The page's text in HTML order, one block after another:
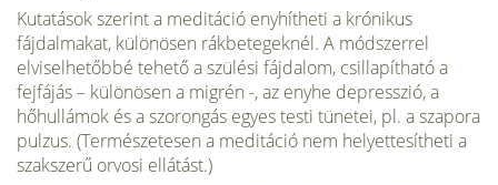
Kutatások szerint a meditáció enyhítheti a krónikus
fájdalmakat, különösen rákbetegek­nél. A módszerrel
elviselhetőbbé tehető a szülési fájdalom, csillapítható a
fejfájás – különösen a migrén -, az enyhe depresszió, a
hőhullámok és a szorongás egyes testi tünetei, pl. a szapora
pulzus. (Természetesen a meditáció nem helyettesítheti a
szakszerű orvosi ellátást.)